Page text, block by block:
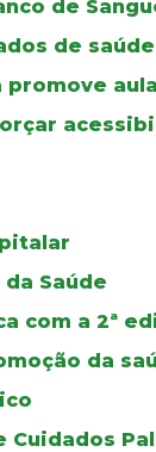
de
de
Saúde
com a 2ª
da
Cuidados